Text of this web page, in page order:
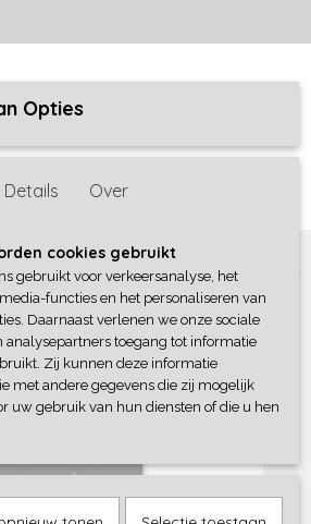
Complete sets>Dirkje
Opties
Details Over
cookies gebruikt
gebruikt voor verkeersanalyse, het
functies en het personaliseren van
Daarnaast verlenen we onze sociale
analysepartners toegang tot informatie
Zij kunnen deze informatie
met andere gegevens die zij mogelijk
uw gebruik van hun diensten of die u hen